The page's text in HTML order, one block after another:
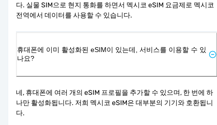
다. 실물 SIM으로 현지 통화를 하면서 멕시코 eSIM 요금제로 멕시코
전역에서 데이터를 사용할 수 있습니다.
휴대폰에 이미 활성화된 eSIM이 있는데, 서비스를 이용할 수 있
나요?
네, 휴대폰에 여러 개의 eSIM 프로필을 추가할 수 있으며, 한 번에 하
나만 활성화됩니다. 저희 멕시코 eSIM은 대부분의 기기와 호환됩니
다.